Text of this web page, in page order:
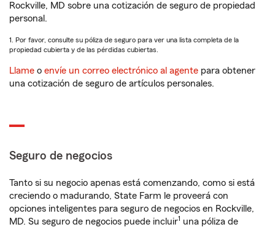
Rockville, MD sobre una cotización de seguro de propiedad
personal.
1. Por favor, consulte su póliza de seguro para ver una lista completa de la
propiedad cubierta y de las pérdidas cubiertas.
Llame o envíe un correo electrónico al agente para obtener
una cotización de seguro de artículos personales.
Seguro de negocios
Tanto si su negocio apenas está comenzando, como si está
creciendo o madurando, State Farm le proveerá con
opciones inteligentes para seguro de negocios en Rockville,
MD. Su seguro de negocios puede incluir1 una póliza de